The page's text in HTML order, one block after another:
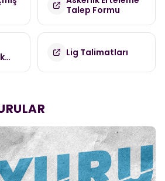
Talep Formu
Lig Talimatları